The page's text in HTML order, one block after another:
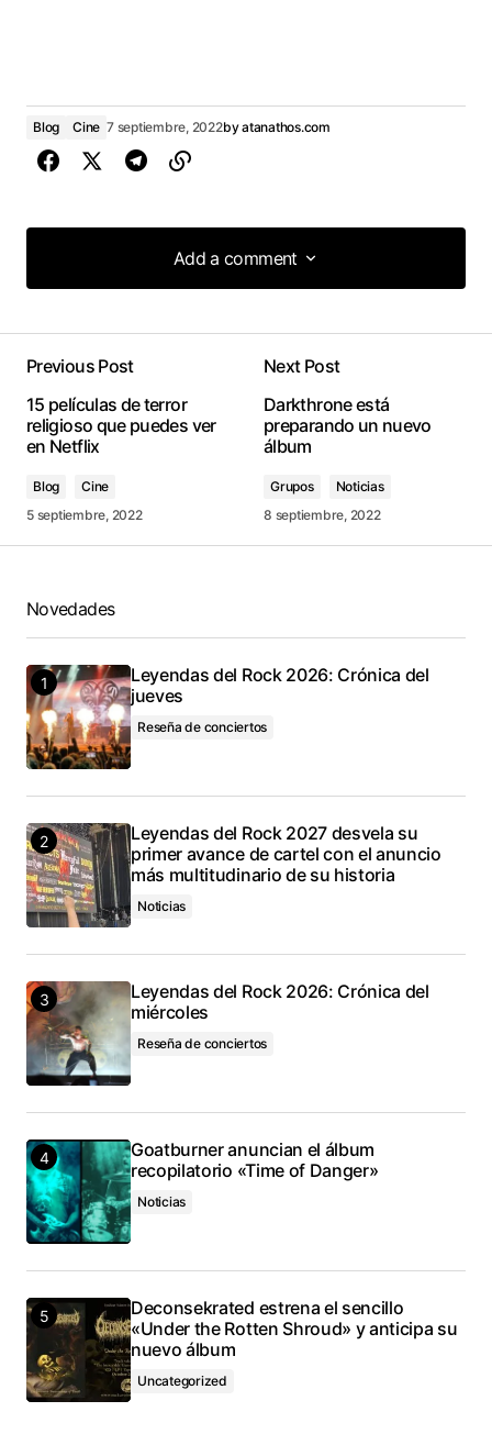
Blog Cine 7 septiembre, 2022byatanathos.com
Add a comment
Add a comment
Previous Post
15 películas de terror
religioso que puedes ver
en Netflix
Blog
Cine
5 septiembre, 2022
Next Post
Darkthrone está
preparando un nuevo
álbum
Grupos
Noticias
8 septiembre, 2022
Novedades
Leyendas del Rock 2026: Crónica del
jueves
Reseña de conciertos
Leyendas del Rock 2027 desvela su
primer avance de cartel con el anuncio
más multitudinario de su historia
Noticias
Leyendas del Rock 2026: Crónica del
miércoles
Reseña de conciertos
Goatburner anuncian el álbum
recopilatorio «Time of Danger»
Noticias
Deconsekrated estrena el sencillo
«Under the Rotten Shroud» y anticipa su
nuevo álbum
Uncategorized